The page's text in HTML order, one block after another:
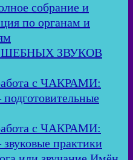
собрание и
по органам и
ЗВУКОВ
с ЧАКРАМИ:
с ЧАКРАМИ:
практики